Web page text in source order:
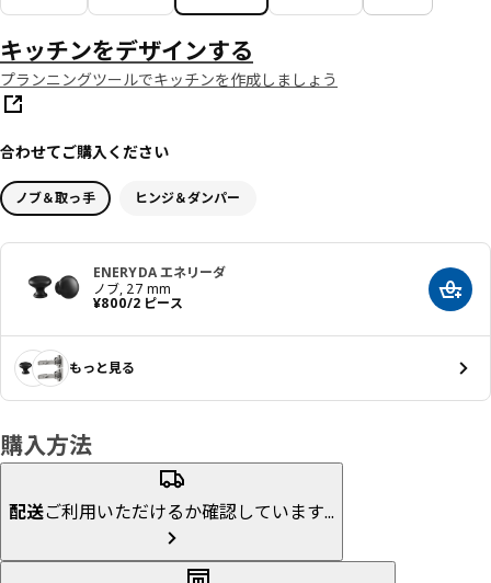
キッチンをデザインする
プランニングツールでキッチンを作成しましょう
合わせてご購入ください
ノブ＆取っ手 ヒンジ＆ダンパー
ENERYDA エネリーダ
ノブ, 27 mm
¥800/2 ピース
価格 ¥ 800/2 ピース カー
もっと見る
購入方法
配送ご利用いただけるか確認しています...